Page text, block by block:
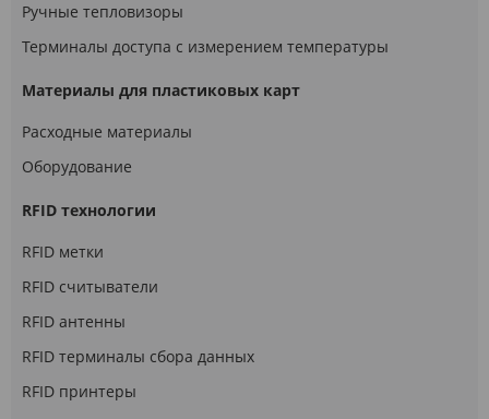
Ручные тепловизоры
Терминалы доступа с измерением температуры
Материалы для пластиковых карт
Расходные материалы
Оборудование
RFID технологии
RFID метки
RFID считыватели
RFID антенны
RFID терминалы сбора данных
RFID принтеры